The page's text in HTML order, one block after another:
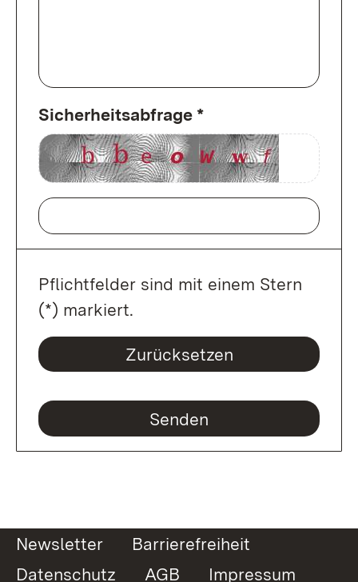
Sicherheitsabfrage *
Pflichtfelder sind mit einem Stern
(*) markiert.
Zurücksetzen
Newsletter
Barrierefreiheit
Datenschutz
AGB Impressum